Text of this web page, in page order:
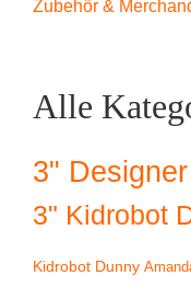
Zubehör &
Alle
3"
3" Kidrobot
Kidrobot Dunny